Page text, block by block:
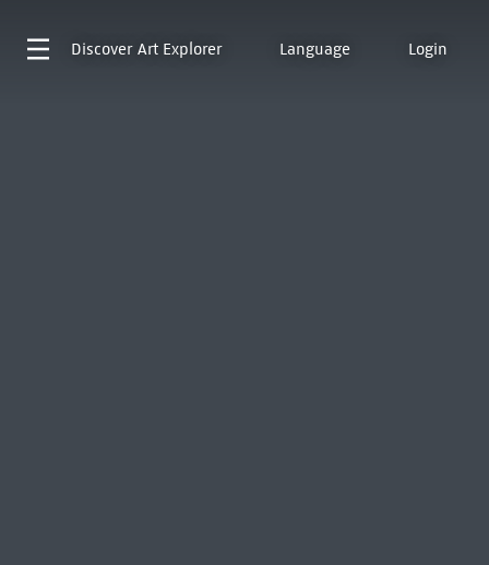
Discover Art Explorer Language Login